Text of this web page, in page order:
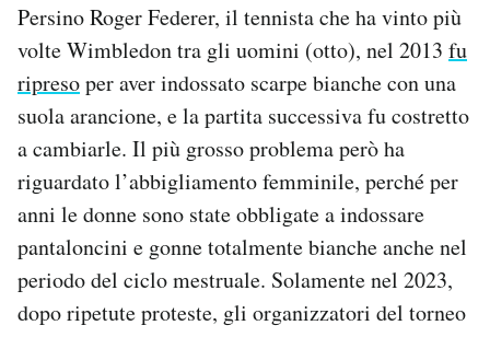
Persino Roger Federer, il tennista che ha vinto più
volte Wimbledon tra gli uomini (otto), nel 2013 fu
ripresoper aver indossato scarpe bianche con una
suola arancione, e la partita successiva fu costretto
a cambiarle. Il più grosso problema però ha
riguardato l’abbigliamento femminile, perché per
anni le donne sono state obbligate a indossare
pantaloncini e gonne totalmente bianche anche nel
periodo del ciclo mestruale. Solamente nel 2023,
dopo ripetute proteste, gli organizzatori del torneo